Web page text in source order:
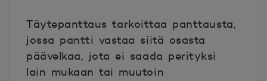
Täytepanttaus tarkoittaa panttausta,
jossa pantti vastaa siitä osasta
päävelkaa, jota ei saada perityksi
lain mukaan tai muutoin